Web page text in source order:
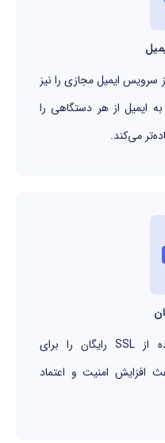
سرویس ایمیل مجازی را نیز
ایمیل از هر دستگاهی را
می‌کند.
هاست ابری اغلب امکان استفاده از SSL رایگان را برای
افزایش امنیت و اعتماد